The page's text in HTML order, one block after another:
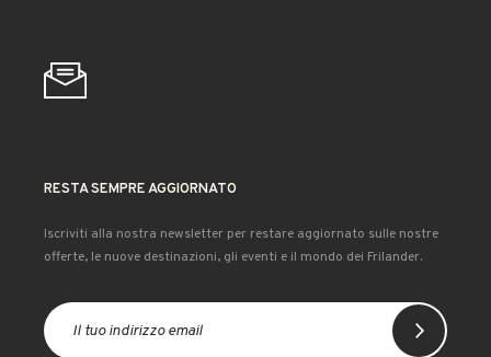
RESTA SEMPRE AGGIORNATO
Iscriviti alla nostra newsletter per restare aggiornato sulle nostre
offerte, le nuove destinazioni, gli eventi e il mondo dei Frilander.